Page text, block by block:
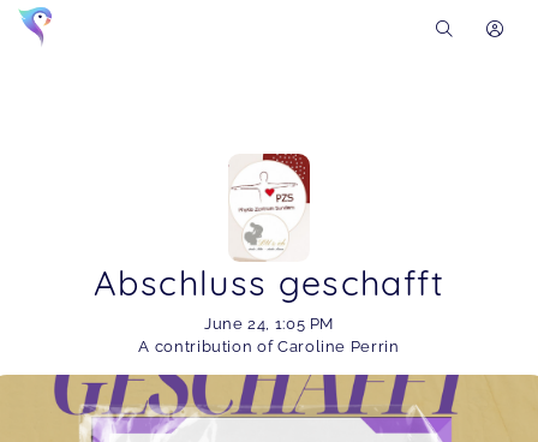
Abschluss geschafft
June 24 1:05 PM
A contribution of Caroline Perrin
Soon you will learn more about me here...